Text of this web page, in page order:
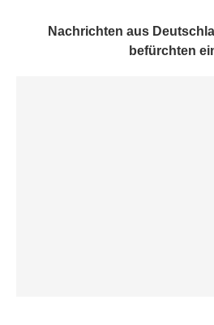
Nachrichten aus
befürchten